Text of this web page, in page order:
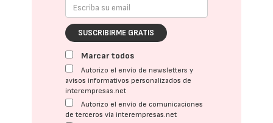
SUSCRIBIRME GRATIS
Marcar todos
Autorizo el envío de newsletters y
avisos informativos personalizados de
interempresas.net
Autorizo el envío de comunicaciones
de terceros vía interempresas.net